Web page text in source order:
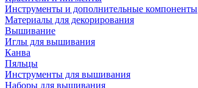
Инструменты и дополнительные компоненты
Материалы для декорирования
Вышивание
Иглы для вышивания
Канва
Пяльцы
Инструменты для вышивания
Наборы для вышивания